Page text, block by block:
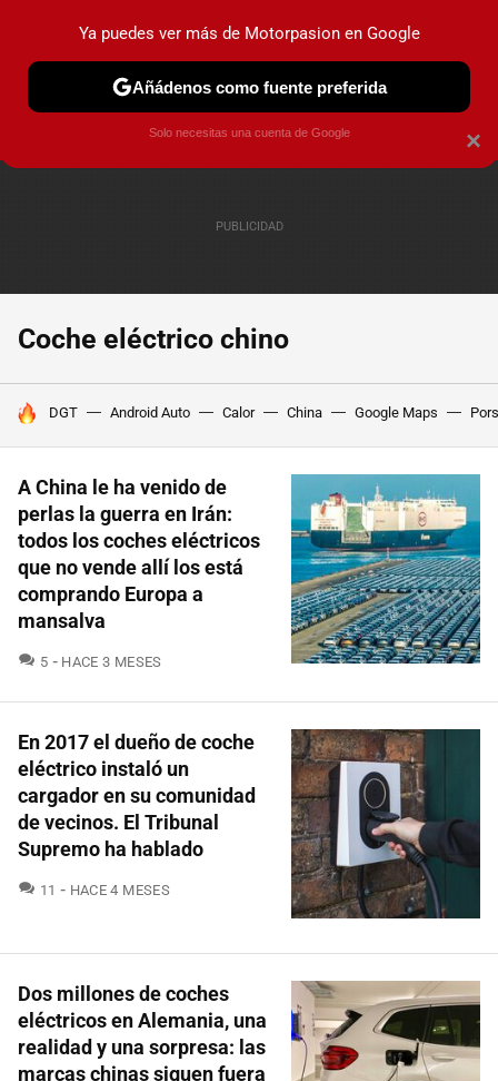
PRUEBAS COCHES ELÉCTRICOS OBSERVATORIO
Coche eléctrico chino
HOY SE HABLA DE
DGT Android Auto Calor China Google Maps
A China le ha venido de
perlas la guerra en Irán:
todos los coches eléctricos
que no vende allí los está
comprando Europa a
mansalva
5 COMENTARIOS
HACE 3 MESES
En 2017 el dueño de coche
eléctrico instaló un
cargador en su comunidad
de vecinos. El Tribunal
Supremo ha hablado
11 COMENTARIOS
HACE 4 MESES
Dos millones de coches
eléctricos en Alemania, una
realidad y una sorpresa: las
marcas chinas siguen fuera
×
Ya puedes ver más de Motorpasion en Google
Añádenos como fuente preferida
Solo necesitas una cuenta de Google